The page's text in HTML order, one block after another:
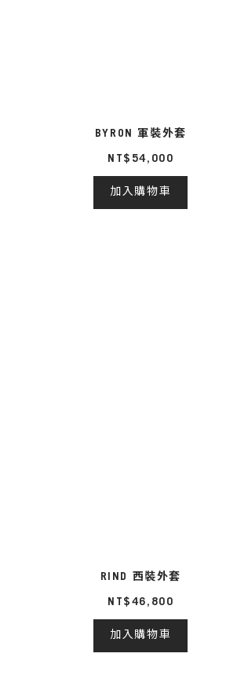
BYRON 軍裝外套
NT$54,000
加入購物車
RIND 西裝外套
NT$46,800
加入購物車